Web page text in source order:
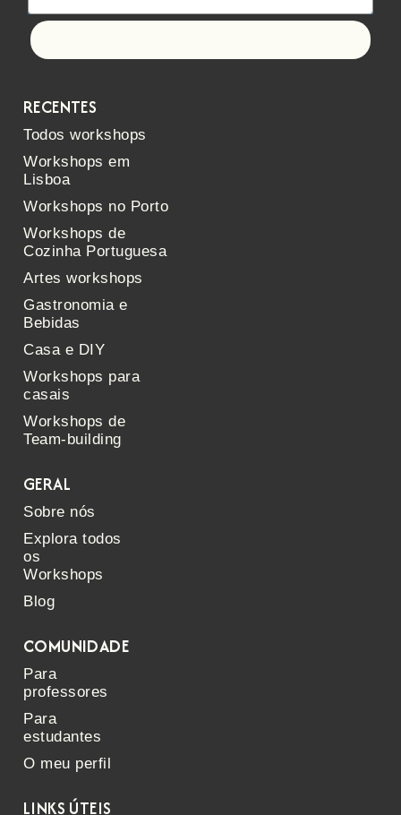
RECENTES
Todos workshops
Workshops em
Lisboa
Workshops no Porto
Workshops de
Cozinha Portuguesa
Artes workshops
Gastronomia e
Bebidas
Casa e DIY
Workshops para
casais
Workshops de
Team-building
GERAL
Sobre nós
Explora todos
os
Workshops
Blog
COMUNIDADE
Para
professores
Para
estudantes
O meu perfil
LINKS ÚTEIS